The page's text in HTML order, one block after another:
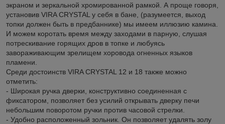
экраном и зеркальной хромированной рамкой. А проще говоря,
установив VIRA CRYSTAL у себя в бане, (разумеется, выход
топки должен быть в предбаннике) мы имеем иллюзию камина.
И можем коротать время между заходами в парную, слушая
потрескивание горящих дров в топке и любуясь
завораживающим зрелищем хоровода огненных языков
пламени.
Cреди достоинств VIRA CRYSTAL 12 и 18 также можно
отметить:
- Широкая ручка дверки, конструктивно соединенная с
фиксатором, позволяет без усилий открывать дверку печи
небольшим поворотом ручки против часовой стрелки.
- Удобно расположенный зольник. Он позволяет удалять золу